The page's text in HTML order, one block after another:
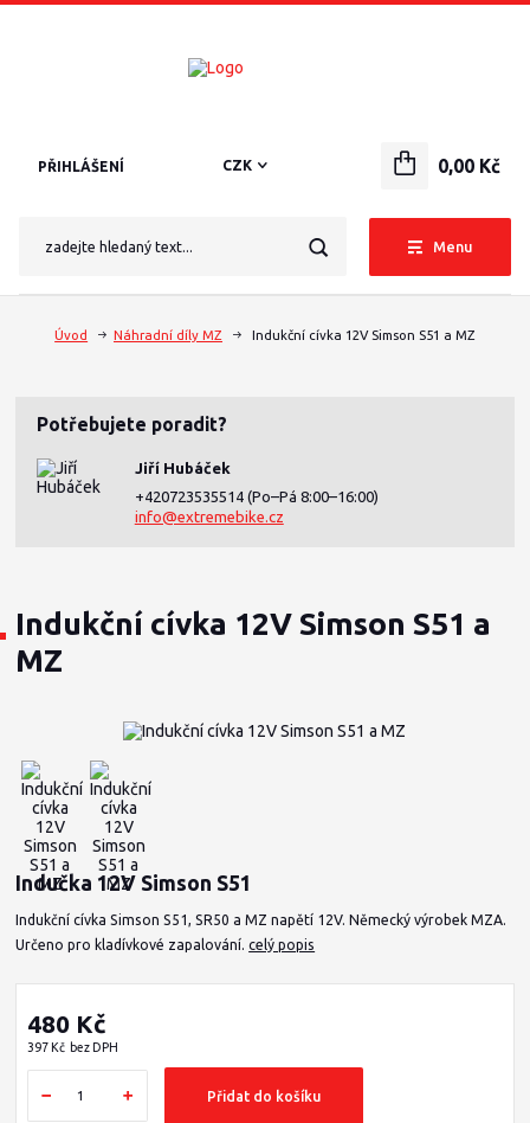
Menu
CZK
PŘIHLÁŠENÍ 0,00 Kč
Úvod Náhradní díly MZ Indukční cívka 12V Simson S51 a MZ
Potřebujete poradit?
Jiří Hubáček
+420723535514 (Po–Pá 8:00–16:00)
info@extremebike.cz
Indukční cívka 12V Simson S51 a
MZ
Indučka 12V Simson S51
Indukční cívka Simson S51, SR50 a MZ napětí 12V. Německý výrobek MZA.
Určeno pro kladívkové zapalování.celý popis
480 Kč
397 Kč bez DPH
Přidat do košíku